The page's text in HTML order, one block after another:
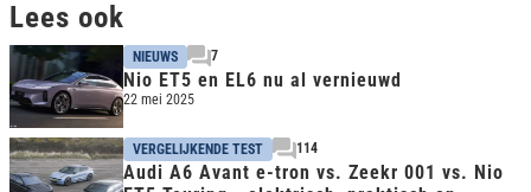
Lees ook
NIEUWS 7
Nio ET5 en EL6 nu al vernieuwd
22 mei 2025
VERGELIJKENDE TEST 114
Audi A6 Avant e-tron vs. Zeekr 001 vs. Nio